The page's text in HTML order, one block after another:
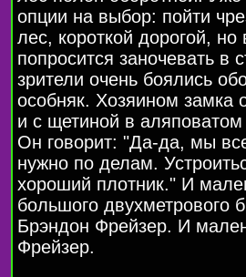
опции на выбор: пойти
лес, короткой дорогой,
попросится заночевать в
зрители очень боялись
особняк. Хозяином замка
и с щетиной в
Он говорит: "Да-да, мы
нужно по делам.
хороший плотник." И
большого двухметрового
Брэндон Фрейзер. И
Фрейзер.